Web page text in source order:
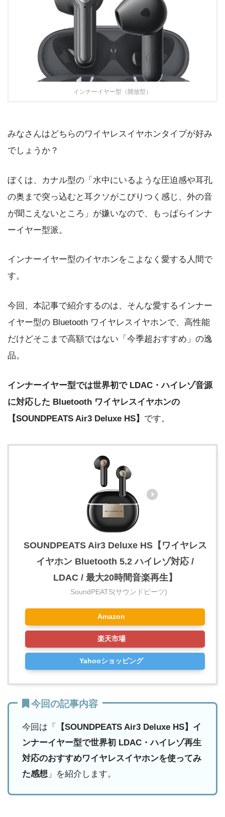
インナーイヤー型（開放型）
みなさんはどちらのワイヤレスイヤホンタイプが好み
でしょうか？
ぼくは、カナル型の「水中にいるような圧迫感や耳孔
の奥まで突っ込むと耳クソがこびりつく感じ、外の音
が聞こえないところ」が嫌いなので、もっぱらインナ
ーイヤー型派。
インナーイヤー型のイヤホンをこよなく愛する人間で
す。
今回、本記事で紹介するのは、そんな愛するインナー
イヤー型の Bluetooth ワイヤレスイヤホンで、高性能
だけどそこまで高額ではない「今季超おすすめ」の逸
品。
インナーイヤー型では世界初で LDAC・ハイレゾ音源
に対応した Bluetooth ワイヤレスイヤホンの
【SOUNDPEATS Air3 Deluxe HS】 です。
SOUNDPEATS Air3 Deluxe HS【ワイヤレス
イヤホン Bluetooth 5.2 ハイレゾ対応 /
LDAC / 最大20時間音楽再生】
SoundPEATS(サウンドピーツ)
Amazon
楽天市場
Yahooショッピング
今回の記事内容
今回は「
【SOUNDPEATS Air3 Deluxe HS】イ
ンナーイヤー型で世界初 LDAC・ハイレゾ再生
対応のおすすめワイヤレスイヤホンを使ってみ
た感想」を紹介します。